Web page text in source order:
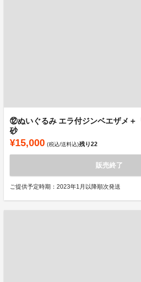
⑫ぬいぐるみ エラ付ジンベエザメ＋
砂
¥15,000 (税込/送料込)残り22
販売終了
ご提供予定時期：2023年1月以降順次発送